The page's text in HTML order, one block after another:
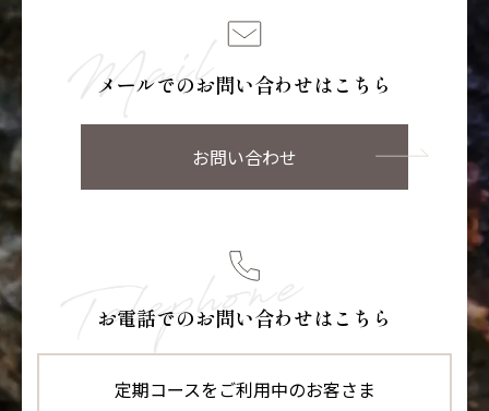
メールでのお問い合わせはこちら
お問い合わせ
お電話でのお問い合わせはこちら
定期コースをご利用中のお客さま